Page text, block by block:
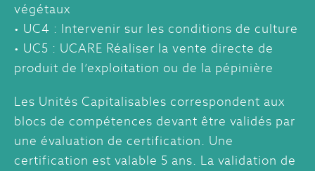
végétaux
• UC4 : Intervenir sur les conditions de culture
• UC5 : UCARE Réaliser la vente directe de
produit de l’exploitation ou de la pépinière
Les Unités Capitalisables correspondent aux
blocs de compétences devant être validés par
une évaluation de certification. Une
certification est valable 5 ans. La validation de